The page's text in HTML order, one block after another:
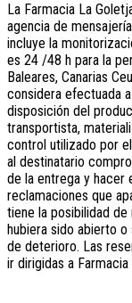
La Farmacia La
agencia de
incluye la
es 24 /48 h para la
Baleares, Canarias
considera efectuada
disposición del
transportista,
control utilizado por
al destinatario
de la entrega y hacer
reclamaciones que
tiene la posibilidad
hubiera sido abierto
de deterioro. Las
ir dirigidas a Farmacia